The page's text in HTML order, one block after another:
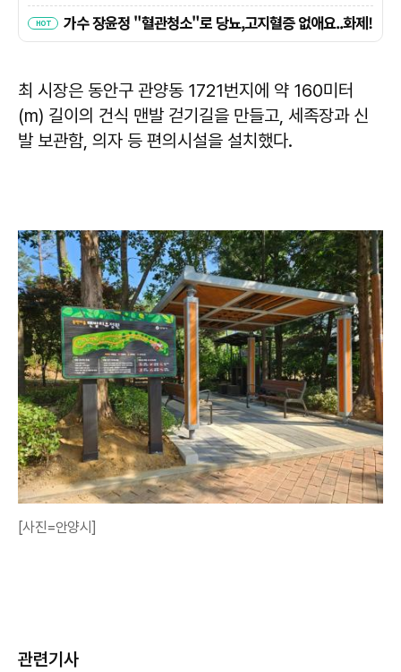
최 시장은 동안구 관양동 1721번지에 약 160미터
(m) 길이의 건식 맨발 걷기길을 만들고, 세족장과 신
발 보관함, 의자 등 편의시설을 설치했다.
[사진=안양시]
관련기사